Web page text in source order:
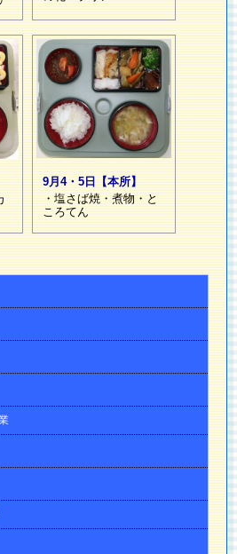
9月4・5日【本所】
・塩さば焼・煮物・と
ころてん